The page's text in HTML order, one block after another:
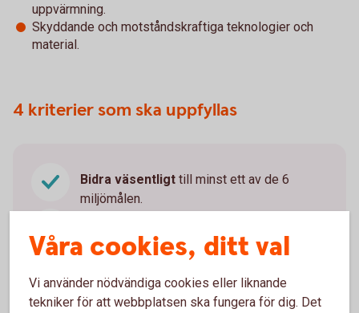
uppvärmning.
Skyddande och motståndskraftiga teknologier och
material.
4 kriterier som ska uppfyllas
Bidra väsentligt till minst ett av de 6
miljömålen.
miljömålen.
minimiskyddsåtgärderkopplat till
mänskliga rättigheter och arbetsrätt.
Våra cookies, ditt val
Vi använder nödvändiga cookies eller liknande
tekniker för att webbplatsen ska fungera för dig. Det